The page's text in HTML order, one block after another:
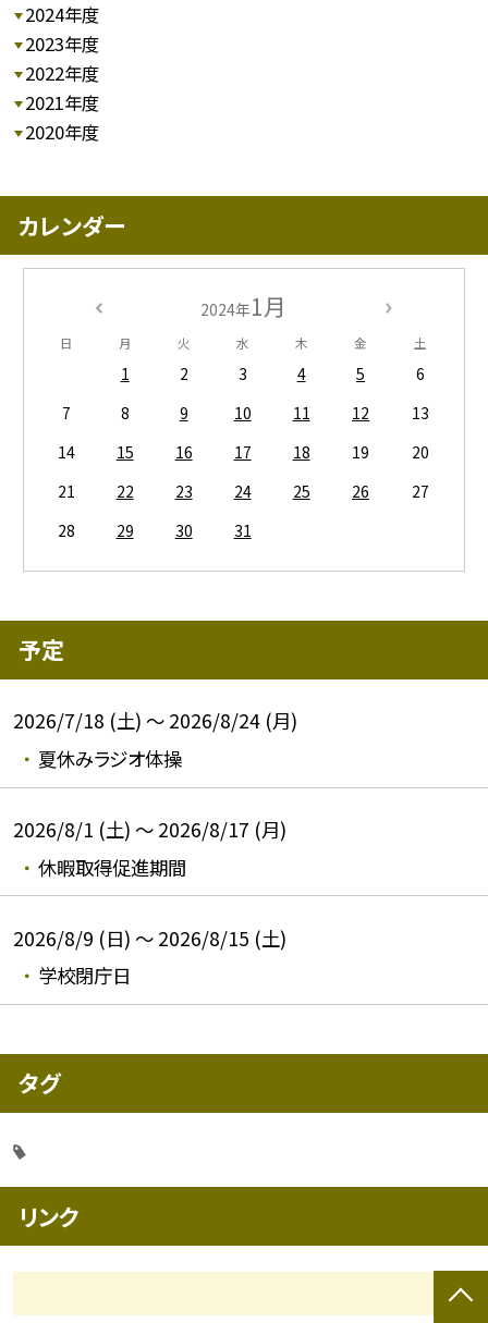
2024年度
2023年度
2022年度
2021年度
2020年度
カレンダー
2024年1月
日 月 火 水 木 金 土
1 2 3 4 5
6
7
8 9 10 11 12
13
14
15 16 17 18 19
20
21
22 23 24 25 26
27
28
29 30 31
予定
2026/7/18 (土) ～ 2026/8/24 (月)
夏休みラジオ体操
2026/8/1 (土) ～ 2026/8/17 (月)
休暇取得促進期間
2026/8/9 (日) ～ 2026/8/15 (土)
学校閉庁日
タグ
リンク